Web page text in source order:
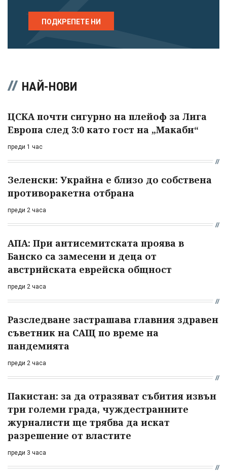
ПОДКРЕПЕТЕ НИ
НАЙ-НОВИ
ЦСКА почти сигурно на плейоф за Лига
Европа след 3:0 като гост на „Макаби“
преди 1 час
Зеленски: Украйна е близо до собствена
противоракетна отбрана
преди 2 часа
АПА: При антисемитската проява в
Банско са замесени и деца от
австрийската еврейска общност
преди 2 часа
Разследване застрашава главния здравен
съветник на САЩ по време на
пандемията
преди 2 часа
Пакистан: за да отразяват събития извън
три големи града, чуждестранните
журналисти ще трябва да искат
разрешение от властите
преди 3 часа